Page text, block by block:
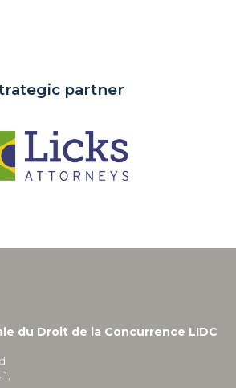
partner
du Droit de la Concurrence LIDC